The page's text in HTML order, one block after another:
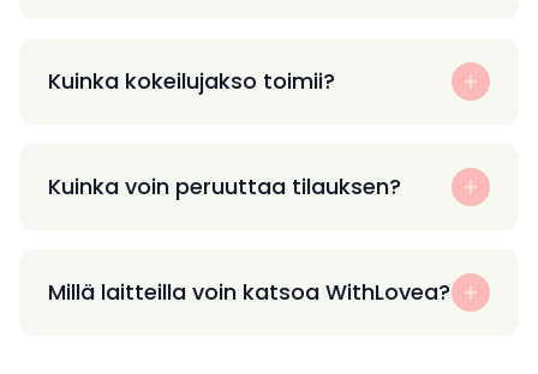
Kuinka kokeilujakso toimii?
Kuinka voin peruuttaa tilauksen?
Millä laitteilla voin katsoa WithLovea?